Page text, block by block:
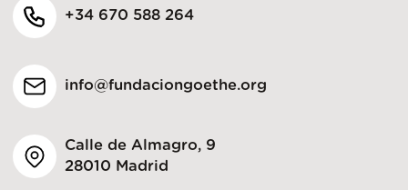
+34 670 588 264
info@fundaciongoethe.org
Calle de Almagro, 9
28010 Madrid